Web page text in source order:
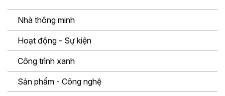
Nhà thông minh
Hoạt động - Sự kiện
Công trình xanh
Sản phẩm - Công nghệ